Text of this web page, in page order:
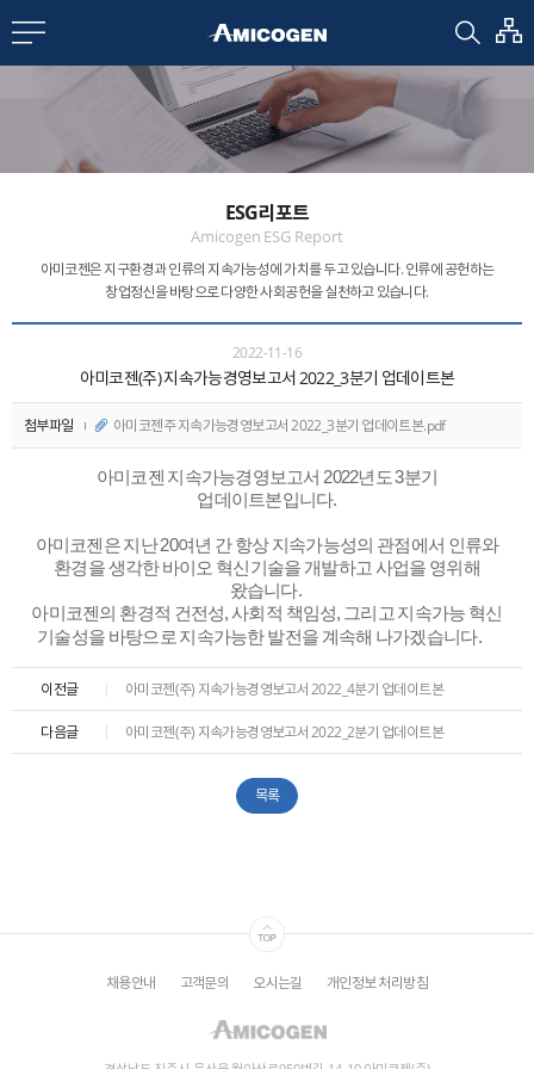
us
ESG리포트
Amicogen ESG Report
아미코젠은 지구환경과 인류의 지속가능성에 가치를 두고 있습니다. 인류에 공헌하는
창업정신을 바탕으로 다양한 사회공헌을 실천하고 있습니다.
2022-11-16
아미코젠(주) 지속가능경영보고서 2022_3분기 업데이트본
첨부파일 아미코젠주 지속가능경영보고서 2022_3분기 업데이트본.pdf
아미코젠 지속가능경영보고서 2022년도 3분기
업데이트본입니다.
아미코젠은 지난 20여년 간 항상 지속가능성의 관점에서 인류와
환경을 생각한 바이오 혁신기술을 개발하고 사업을 영위해
왔습니다.
아미코젠의 환경적 건전성, 사회적 책임성, 그리고 지속가능 혁신
기술성을 바탕으로 지속가능한 발전을 계속해 나가겠습니다.
이전글 아미코젠(주) 지속가능경영보고서 2022_4분기 업데이트본
다음글 아미코젠(주) 지속가능경영보고서 2022_2분기 업데이트본
목록
채용안내 고객문의 오시는길 개인정보 처리방침